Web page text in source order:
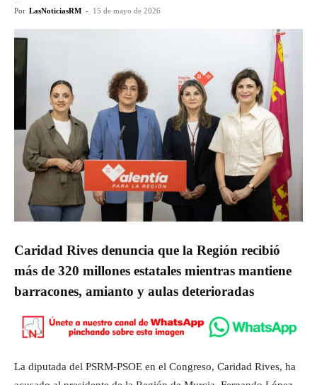
Por LasNoticiasRM - 15 de mayo de 2026
Caridad Rives denuncia que la Región recibió
más de 320 millones estatales mientras mantiene
barracones, amianto y aulas deterioradas
La diputada del PSRM-PSOE en el Congreso, Caridad Rives, ha